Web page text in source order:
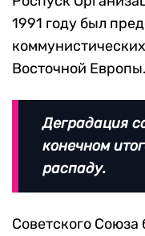
1991 году был
Восточной Европы.
Деградация
конечном
распаду.
Советского Союза